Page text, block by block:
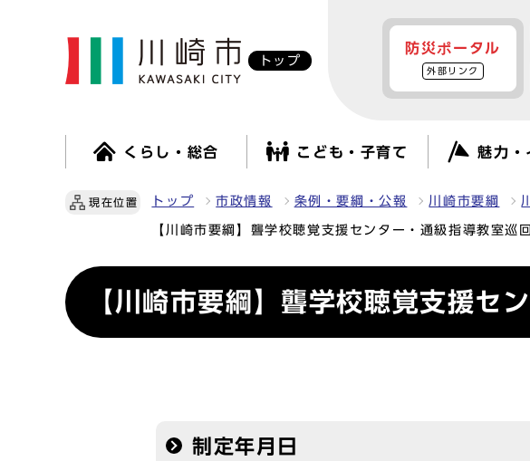
トップ
防災ポータル
外部リンク
くらし・総合 こども・子育て 魅力・
現在位置 トップ 市政情報 条例・要綱・公報 川崎市要綱
【川崎市要綱】聾学校聴覚支援センター・通級指導教室巡
【川崎市要綱】聾学校聴覚支援セ
制定年月日